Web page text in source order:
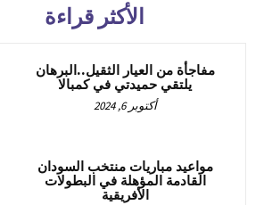
الأكثر قراءة
مفاجأة من العيار الثقيل..البرهان
يلتقي حميدتي في كمبالا
أكتوبر 6, 2024
مواعيد مباريات منتخب السودان
القادمة المؤهلة في البطولات
الأفريقية